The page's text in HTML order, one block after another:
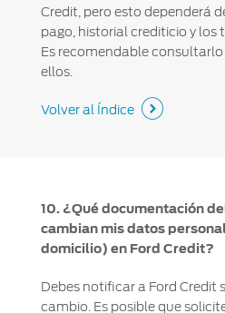
Credit, pero esto dependerá
pago, historial crediticio y los
Es recomendable
ellos.
Volver al Índice
10. ¿Qué documentación
cambian mis datos
domicilio) en Ford Credit?
Debes notificar a Ford Credit
cambio. Es posible que